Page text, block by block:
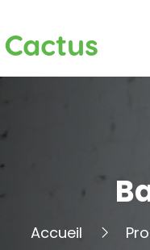
Cactus
Accueil